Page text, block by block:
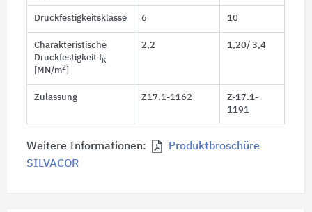
Druckfestigkeitsklasse 6 10
Charakteristische
Druckfestigkeit f K
[MN/m2]
2,2 1,20/ 3,4
Zulassung Z17.1-1162
Z-17.1-
1191
Weitere Informationen:
Produktbroschüre
SILVACOR